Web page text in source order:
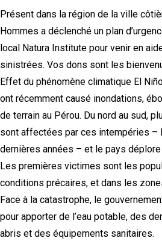
Présent dans la région de la ville
Hommes a déclenché un plan
local Natura Institute pour venir en
sinistrées. Vos dons sont les
Effet du phénomène climatique El
ont récemment causé inondations,
de terrain au Pérou. Du nord au sud,
sont affectées par ces intempéries –
dernières années – et le pays
Les premières victimes sont les
conditions précaires, et dans les
Face à la catastrophe, le
pour apporter de l’eau potable, des
abris et des équipements sanitaires.